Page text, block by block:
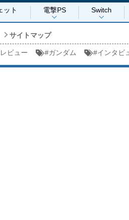
ット 電撃PS Switch
サイトマップ
レビュー #ガンダム #インタビ